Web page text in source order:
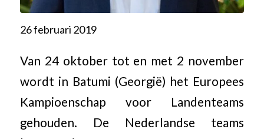
26 februari 2019
Van 24 oktober tot en met 2 november
wordt in Batumi (Georgië) het Europees
Kampioenschap voor Landenteams
gehouden. De Nederlandse teams